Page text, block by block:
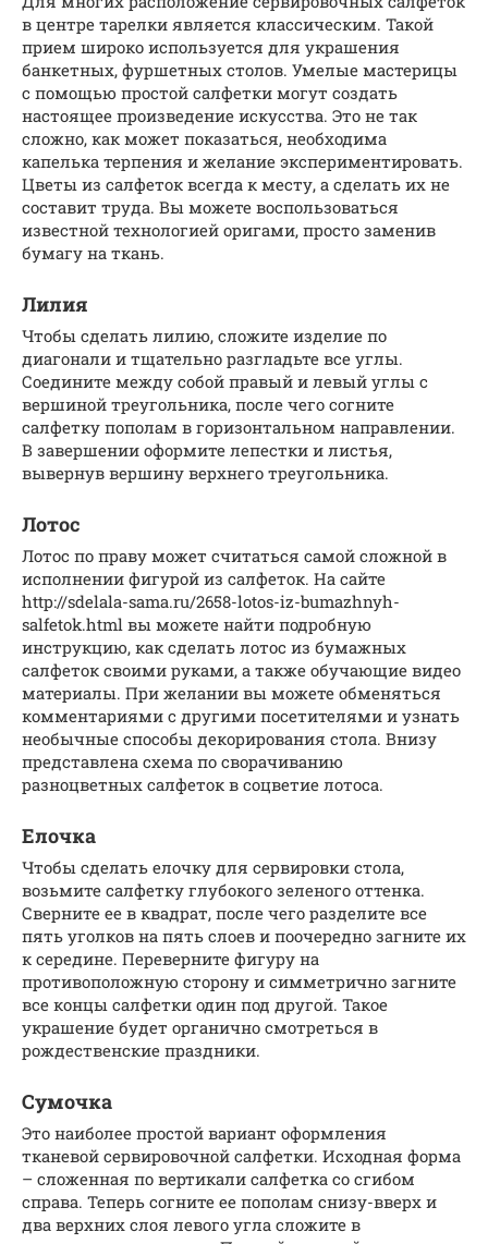
в центре тарелки является классическим. Такой
прием широко используется для украшения
банкетных, фуршетных столов. Умелые мастерицы
с помощью простой салфетки могут создать
настоящее произведение искусства. Это не так
сложно, как может показаться, необходима
капелька терпения и желание экспериментировать.
Цветы из салфеток всегда к месту, а сделать их не
составит труда. Вы можете воспользоваться
известной технологией оригами, просто заменив
бумагу на ткань.
Лилия
Чтобы сделать лилию, сложите изделие по
диагонали и тщательно разгладьте все углы.
Соедините между собой правый и левый углы с
вершиной треугольника, после чего согните
салфетку пополам в горизонтальном направлении.
В завершении оформите лепестки и листья,
вывернув вершину верхнего треугольника.
Лотос
Лотос по праву может считаться самой сложной в
исполнении фигурой из салфеток. На сайте
http://sdelala-sama.ru/2658-lotos-iz-bumazhnyh-
salfetok.html вы можете найти подробную
инструкцию, как сделать лотос из бумажных
салфеток своими руками, а также обучающие видео
материалы. При желании вы можете обменяться
комментариями с другими посетителями и узнать
необычные способы декорирования стола. Внизу
представлена схема по сворачиванию
разноцветных салфеток в соцветие лотоса.
Елочка
Чтобы сделать елочку для сервировки стола,
возьмите салфетку глубокого зеленого оттенка.
Сверните ее в квадрат, после чего разделите все
пять уголков на пять слоев и поочередно загните их
к середине. Переверните фигуру на
противоположную сторону и симметрично загните
все концы салфетки один под другой. Такое
украшение будет органично смотреться в
рождественские праздники.
Сумочка
Это наиболее простой вариант оформления
тканевой сервировочной салфетки. Исходная форма
– сложенная по вертикали салфетка со сгибом
справа. Теперь согните ее пополам снизу-вверх и
два верхних слоя левого угла сложите в